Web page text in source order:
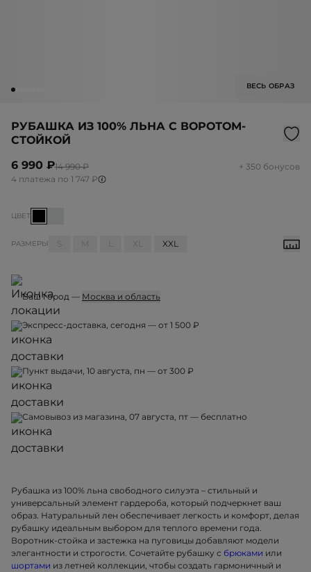
ВЕСЬ ОБРАЗ
РУБАШКА ИЗ 100% ЛЬНА С ВОРОТОМ-
СТОЙКОЙ
6 990 ₽14 990 ₽
+ 350 бонусов
4 платежа по 1 747 ₽
ЦВЕТ
РАЗМЕРЫ M XL XXL
Ваш город — Москва и область
Экспресс-доставка, сегодня — от 1 500 ₽
Пункт выдачи, 10 августа, пн — от 300 ₽
Самовывоз из магазина, 07 августа, пт — бесплатно
Рубашка из 100% льна свободного силуэта – стильный и
универсальный элемент гардероба, который подчеркнет ваш
образ. Натуральный лен обеспечивает легкость и комфорт, делая
рубашку идеальным выбором для теплого времени года.
Воротник-стойка и застежка на пуговицы добавляют модели
элегантности и строгости. Сочетайте рубашку с брюками или
шортами из летней коллекции, чтобы создать гармоничный и